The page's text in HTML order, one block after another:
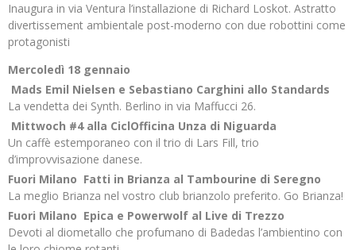
Inaugura in via Ventura l’installazione di Richard Loskot. Astratto
divertissement ambientale post-moderno con due robottini come
protagonisti
Mercoledì 18 gennaio
Mads Emil Nielsen e Sebastiano Carghini allo Standards
La vendetta dei Synth. Berlino in via Maffucci 26.
Mittwoch #4 alla CiclOfficina Unza di Niguarda
Un caffè estemporaneo con il trio di Lars Fill, trio
d’improvvisazione danese.
Fuori Milano Fatti in Brianza al Tambourine di Seregno
La meglio Brianza nel vostro club brianzolo preferito. Go Brianza!
Fuori Milano Epica e Powerwolf al Live di Trezzo
Devoti al diometallo che profumano di Badedas l’ambientino con